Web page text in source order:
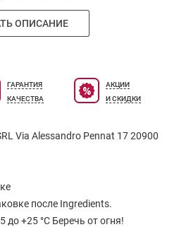
этот аромат обожал
сделать аромат простым,
каждого компонента.
Morillas. Ароматический
листьев горького
- герань, голубой
– удовая древесина,
тонка, мускус.
цвета составляют гамму
ОПИСАНИЕ
ГАРАНТИЯ
КАЧЕСТВА
АКЦИИ
И СКИДКИ
Via Alessandro Pennat 17 20900
после Ingredients.
до +25 °C Беречь от огня!